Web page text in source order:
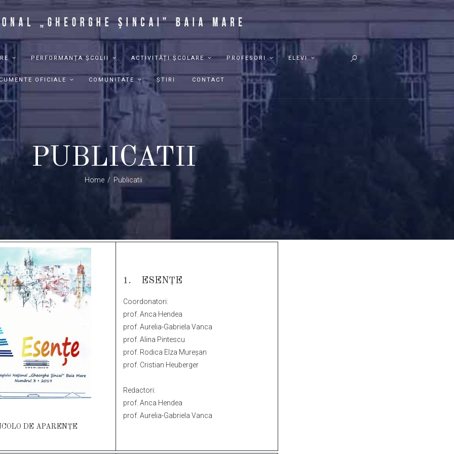
PERFORMANȚA ȘCOLII ACTIVITĂȚI ȘCOLARE PROFESORI ELEVI
OFICIALE COMUNITATE ȘTIRI CONTACT
PUBLICATII
Home Publicatii
DE APARENȚE
1. ESENȚE
Coordonatori:
prof. Anca Hendea
prof. Aurelia-Gabriela Vanca
prof. Alina Pintescu
prof. Rodica Elza Mureșan
prof. Cristian Heuberger
Redactori:
prof. Anca Hendea
prof. Aurelia-Gabriela Vanca